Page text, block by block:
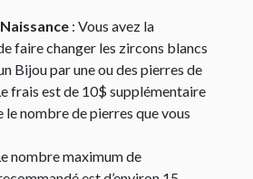
: Vous avez la
faire changer les zircons blancs
Bijou par une ou des pierres de
frais est de 10$ supplémentaire
le nombre de pierres que vous
nombre maximum de